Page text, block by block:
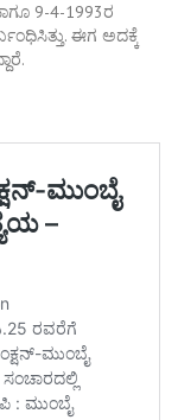
9-4-1993ರ
ಈಗ ಅದಕ್ಕೆ